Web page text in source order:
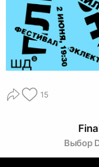
15
Выбор